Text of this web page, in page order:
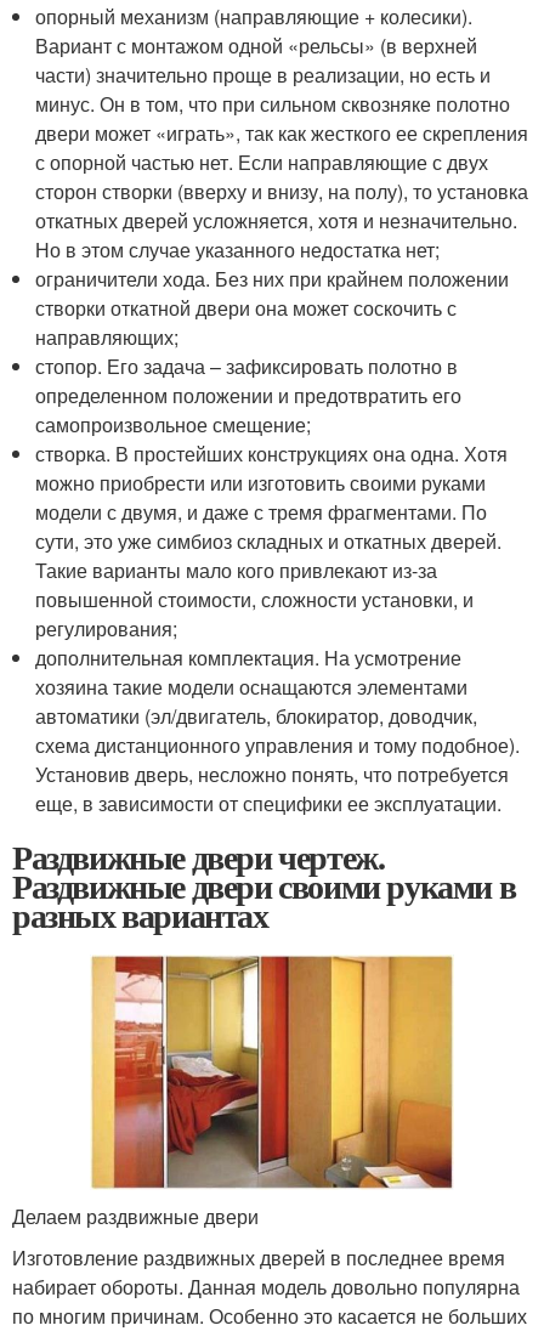
опорный механизм (направляющие + колесики).
Вариант с монтажом одной «рельсы» (в верхней
части) значительно проще в реализации, но есть и
минус. Он в том, что при сильном сквозняке полотно
двери может «играть», так как жесткого ее скрепления
с опорной частью нет. Если направляющие с двух
сторон створки (вверху и внизу, на полу), то установка
откатных дверей усложняется, хотя и незначительно.
Но в этом случае указанного недостатка нет;
ограничители хода. Без них при крайнем положении
створки откатной двери она может соскочить с
направляющих;
стопор. Его задача – зафиксировать полотно в
определенном положении и предотвратить его
самопроизвольное смещение;
створка. В простейших конструкциях она одна. Хотя
можно приобрести или изготовить своими руками
модели с двумя, и даже с тремя фрагментами. По
сути, это уже симбиоз складных и откатных дверей.
Такие варианты мало кого привлекают из-за
повышенной стоимости, сложности установки, и
регулирования;
дополнительная комплектация. На усмотрение
хозяина такие модели оснащаются элементами
автоматики (эл/двигатель, блокиратор, доводчик,
схема дистанционного управления и тому подобное).
Установив дверь, несложно понять, что потребуется
еще, в зависимости от специфики ее эксплуатации.
Раздвижные двери чертеж.
Раздвижные двери своими руками в
разных вариантах
Делаем раздвижные двери
Изготовление раздвижных дверей в последнее время
набирает обороты. Данная модель довольно популярна
по многим причинам. Особенно это касается не больших